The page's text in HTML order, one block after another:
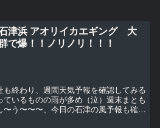
津浜 アオリイカエギング 大
で爆！！ノリノリ！！！
終わり、週間天気予報を確認してみる
いるものの雨が多め（泣）週末まとも
う〜〜〜、今日の石津の風予報も確認